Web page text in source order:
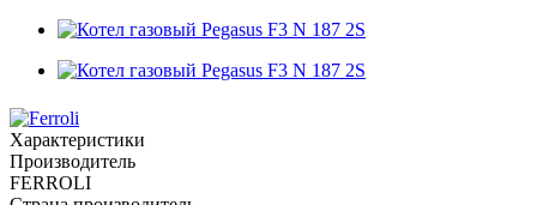
Характеристики
Производитель
FERROLI